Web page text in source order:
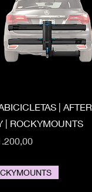
| AFTER
| ROCKYMOUNTS